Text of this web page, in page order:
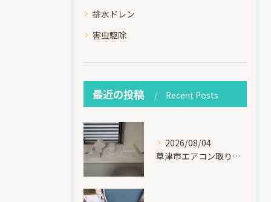
排水ドレン
害虫駆除
最近の投稿 Recent Posts
2026/08/04
草津市エアコン取り付け｜お客様取り外し済・化粧カバー再利用（ダイキン S225ATES・アウルコート草津）